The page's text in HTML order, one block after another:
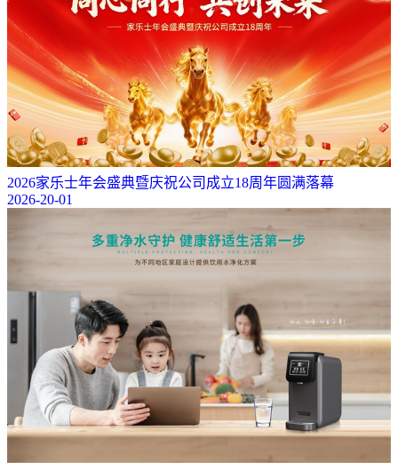
2026家乐士年会盛典暨庆祝公司成立18周年圆满落幕
2026-20-01